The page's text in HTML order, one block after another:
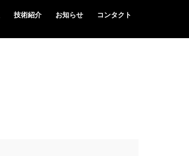
技術紹介 お知らせ コンタクト